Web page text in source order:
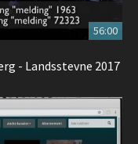
56:00
- Landsstevne 2017